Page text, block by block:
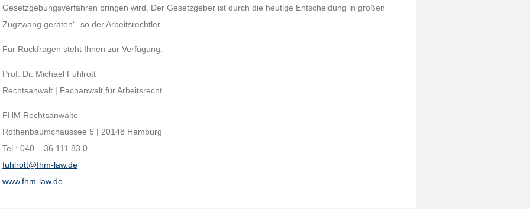
Gesetzgebungsverfahren bringen wird. Der Gesetzgeber ist durch die heutige Entscheidung in großen
Zugzwang geraten“, so der Arbeitsrechtler.
Für Rückfragen steht Ihnen zur Verfügung:
Prof. Dr. Michael Fuhlrott
Rechtsanwalt | Fachanwalt für Arbeitsrecht
FHM Rechtsanwälte
Rothenbaumchaussee 5 | 20148 Hamburg
Tel.: 040 – 36 111 83 0
fuhlrott@fhm-law.de
www.fhm-law.de